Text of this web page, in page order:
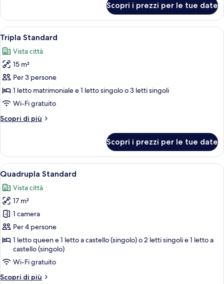
letti
singoli
Standard
con
letto
matrimoniale
o
2
letti
singoli
Scopri i prezzi per le tue date
Apri
tutte
le
foto
per
Tripla
Standard
Una camera d'albergo con un letto,
6
Tripla Standard
Vista città
15 m²
Per 3 persone
1 letto matrimoniale e 1 letto singolo o 3 letti singoli
Wi-Fi gratuito
Scopri di più
Altri
Standard
Scopri i prezzi per le tue date
Apri
tutte
le
foto
per
Quadrupla
Standard
Una camera d'albergo con un letto,
6
Quadrupla Standard
Vista città
17 m²
1 camera
Per 4 persone
1 letto queen e 1 letto a castello (singolo) o 2 letti singoli e 1 letto a
castello (singolo)
Wi-Fi gratuito
Scopri di più
Altri